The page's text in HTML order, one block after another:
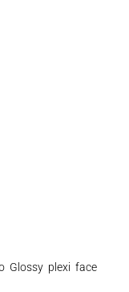
Glossy plexi face